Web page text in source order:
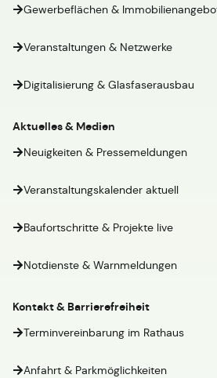
Gewerbeflächen &
Veranstaltungen & Netzwerke
Digitalisierung & Glasfaserausbau
Aktuelles & Medien
Neuigkeiten & Pressemeldungen
Veranstaltungskalender aktuell
Baufortschritte & Projekte live
Notdienste & Warnmeldungen
Kontakt & Barrierefreiheit
Terminvereinbarung im Rathaus
Anfahrt & Parkmöglichkeiten